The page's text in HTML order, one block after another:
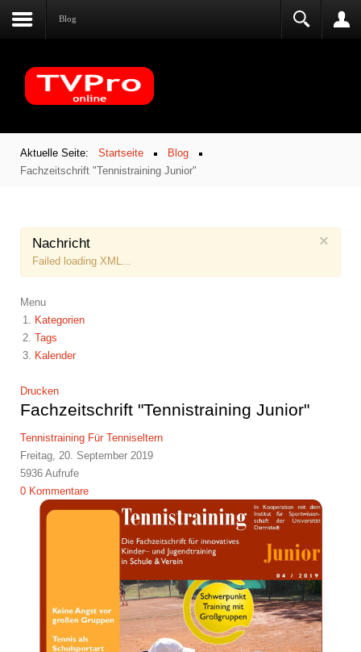
Blog
Aktuelle Seite: Startseite
Blog
Fachzeitschrift "Tennistraining Junior"
×
Nachricht
Failed loading XML...
Menu
Kategorien
Tags
Kalender
Drucken
Fachzeitschrift "Tennistraining Junior"
Tennistraining Für Tenniseltern
Freitag, 20. September 2019
5936 Aufrufe
0 Kommentare